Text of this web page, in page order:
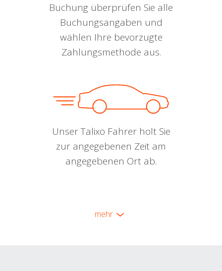
Buchung überprüfen Sie alle
Buchungsangaben und
wählen Ihre bevorzugte
Zahlungsmethode aus.
Unser Talixo Fahrer holt Sie
zur angegebenen Zeit am
angegebenen Ort ab.
mehr